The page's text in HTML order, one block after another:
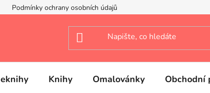
Podmínky ochrany osobních údajů
eknihy Knihy Omalovánky Obchodní